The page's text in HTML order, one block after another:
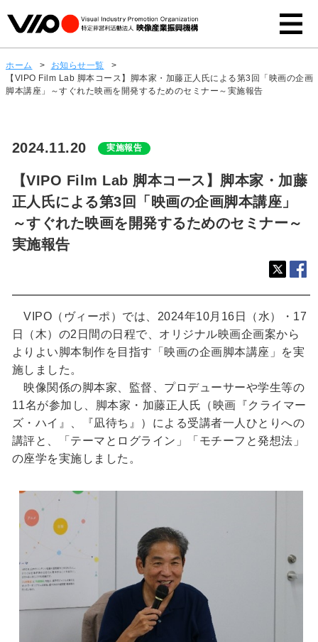
ホーム > お知らせ一覧
>
【VIPO Film Lab 脚本コース】脚本家・加藤正人氏による第3回「映画の企画
脚本講座」～すぐれた映画を開発するためのセミナー～実施報告
2024.11.20 実施報告
【VIPO Film Lab 脚本コース】脚本家・加藤
正人氏による第3回「映画の企画脚本講座」
～すぐれた映画を開発するためのセミナー～
実施報告
VIPO（ヴィーポ）では、2024年10月16日（水）・17
日（木）の2日間の日程で、オリジナル映画企画案から
よりよい脚本制作を目指す「映画の企画脚本講座」を実
施しました。
映像関係の脚本家、監督、プロデューサーや学生等の
11名が参加し、脚本家・加藤正人氏（映画『クライマー
ズ・ハイ』、『凪待ち』）による受講者一人ひとりへの
講評と、「テーマとログライン」「モチーフと発想法」
の座学を実施しました。